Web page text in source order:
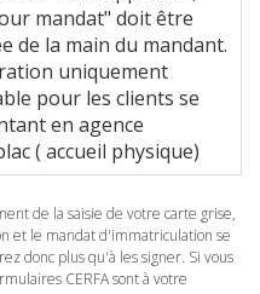
mandat" doit être
de la main du mandant.
uniquement
pour les clients se
en agence
( accueil physique)
de la saisie de votre carte grise,
et le mandat d'immatriculation se
donc plus qu'à les signer. Si vous
CERFA sont à votre